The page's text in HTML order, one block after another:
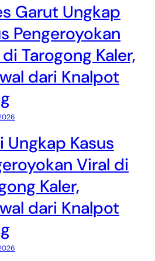
Garut Ungkap
Pengeroyokan
Tarogong Kaler,
dari Knalpot
Ungkap Kasus
Viral di
Kaler,
dari Knalpot